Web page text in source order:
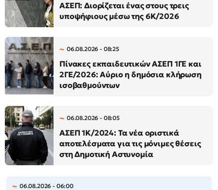
ΑΣΕΠ: Διορίζεται ένας στους τρεις
υποψήφιους μέσω της 6Κ/2026
06.08.2026 - 08:25
Πίνακες εκπαιδευτικών ΑΣΕΠ 1ΓΕ και
2ΓΕ/2026: Αύριο η δημόσια κλήρωση
ισοβαθμούντων
06.08.2026 - 08:05
ΑΣΕΠ 1Κ/2024: Τα νέα οριστικά
αποτελέσματα για τις μόνιμες θέσεις
στη Δημοτική Αστυνομία
06.08.2026 - 06:00